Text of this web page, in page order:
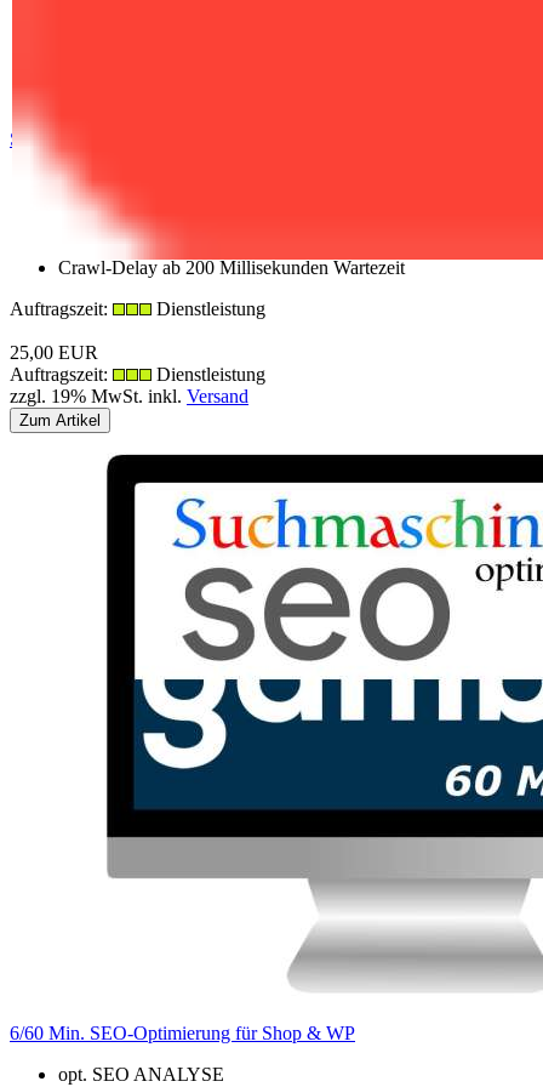
S|E|O Analyse (Monatlich | 75 Keywords)
max. 20.000 Seiten
Keywords 75 | Wettbewerber 20
Parallele Requests 1 bis 3 Roboter
2 Monate Zugang zum Admin Backend
Crawl-Delay ab 200 Millisekunden Wartezeit
Auftragszeit:
Dienstleistung
25,00 EUR
Auftragszeit:
Dienstleistung
zzgl. 19% MwSt. inkl. Versand
Zum Artikel
6/60 Min. SEO-Optimierung für Shop & WP
opt. SEO ANALYSE